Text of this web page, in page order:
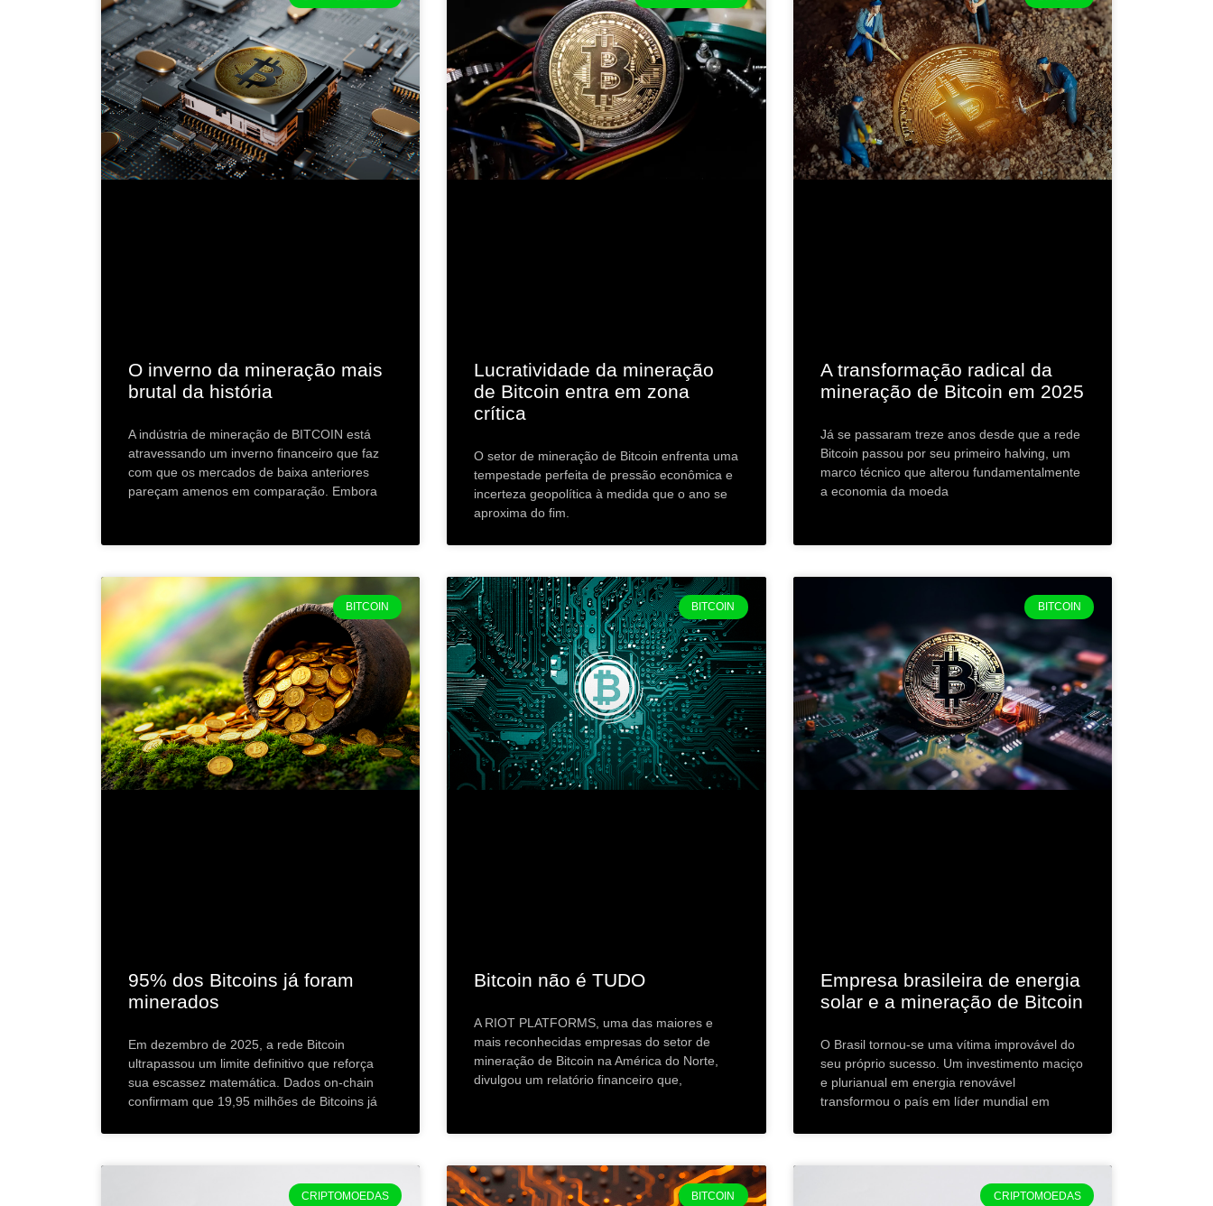
O inverno da mineração mais
brutal da história
A indústria de mineração de BITCOIN está
atravessando um inverno financeiro que faz
com que os mercados de baixa anteriores
pareçam amenos em comparação. Embora
Lucratividade da mineração
de Bitcoin entra em zona
crítica
O setor de mineração de Bitcoin enfrenta uma
tempestade perfeita de pressão econômica e
incerteza geopolítica à medida que o ano se
aproxima do fim.
A transformação radical da
mineração de Bitcoin em 2025
Já se passaram treze anos desde que a rede
Bitcoin passou por seu primeiro halving, um
marco técnico que alterou fundamentalmente
a economia da moeda
BITCOIN
95% dos Bitcoins já foram
minerados
Em dezembro de 2025, a rede Bitcoin
ultrapassou um limite definitivo que reforça
sua escassez matemática. Dados on-chain
confirmam que 19,95 milhões de Bitcoins já
BITCOIN
Bitcoin não é TUDO
A RIOT PLATFORMS, uma das maiores e
mais reconhecidas empresas do setor de
mineração de Bitcoin na América do Norte,
divulgou um relatório financeiro que,
BITCOIN
Empresa brasileira de energia
solar e a mineração de Bitcoin
O Brasil tornou-se uma vítima improvável do
seu próprio sucesso. Um investimento maciço
e plurianual em energia renovável
transformou o país em líder mundial em
CRIPTOMOEDAS BITCOIN CRIPTOMOEDAS